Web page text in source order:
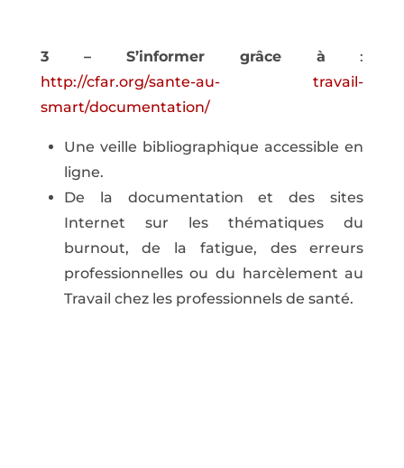
3 – S’informer grâce à :
http://cfar.org/sante-au- travail-
smart/documentation/
Une veille bibliographique accessible en
ligne.
De la documentation et des sites
Internet sur les thématiques du
burnout, de la fatigue, des erreurs
professionnelles ou du harcèlement au
Travail chez les professionnels de santé.